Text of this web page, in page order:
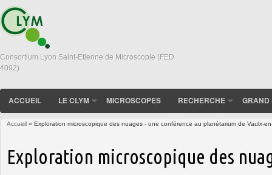
Consortium Lyon Saint-Etienne de Microscopie (FED
4092)
ACCUEIL LE CLYM MICROSCOPES RECHERCHE GRAND
Accueil » Exploration microscopique des nuages - une conférence au planétarium de Vaulx-
Exploration microscopique des